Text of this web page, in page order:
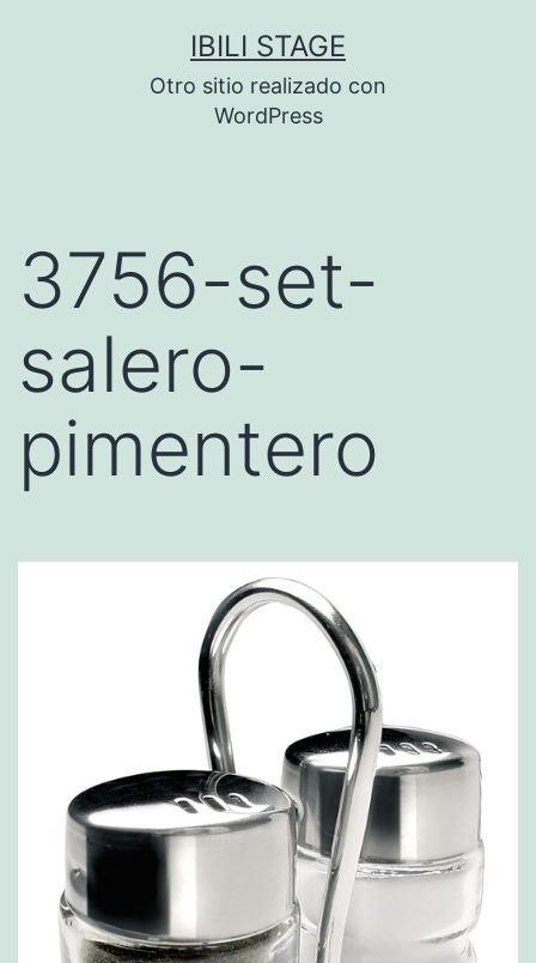
IBILI STAGE
Otro sitio realizado con
WordPress
3756-set-
salero-
pimentero